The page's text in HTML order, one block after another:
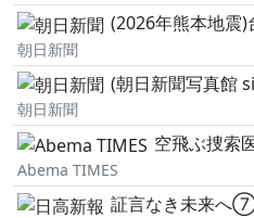
(2026年熊本地震)台風13号
朝日新聞
(朝日新聞写真館 since1904)
朝日新聞
空飛ぶ捜索医療団
Abema TIMES
証言なき未来へ⑦